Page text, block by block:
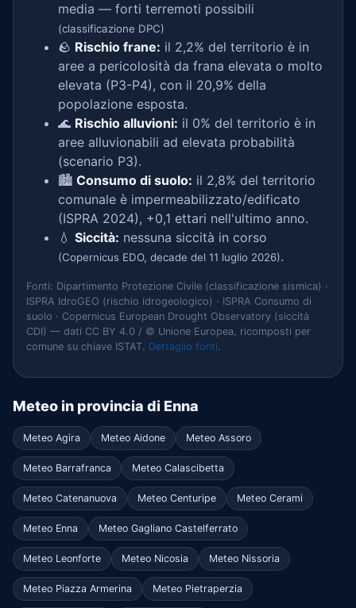
media — forti terremoti possibili
(classificazione DPC)
🪨 Rischio frane: il 2,2% del territorio è in
aree a pericolosità da frana elevata o molto
elevata (P3-P4), con il 20,9% della
popolazione esposta.
🌊 Rischio alluvioni: il 0% del territorio è in
aree alluvionabili ad elevata probabilità
(scenario P3).
🏙️ Consumo di suolo: il 2,8% del territorio
comunale è impermeabilizzato/edificato
(ISPRA 2024), +0,1 ettari nell'ultimo anno.
💧 Siccità: nessuna siccità in corso
(Copernicus EDO, decade del 11 luglio 2026).
Fonti: Dipartimento Protezione Civile (classificazione sismica) ·
ISPRA IdroGEO (rischio idrogeologico) · ISPRA Consumo di
suolo · Copernicus European Drought Observatory (siccità
CDI) — dati CC BY 4.0 / © Unione Europea, ricomposti per
comune su chiave ISTAT. Dettaglio fonti.
Meteo in provincia di Enna
Meteo Agira Meteo Aidone Meteo Assoro
Meteo Barrafranca Meteo Calascibetta
Meteo Catenanuova Meteo Centuripe Meteo Cerami
Meteo Enna Meteo Gagliano Castelferrato
Meteo Leonforte Meteo Nicosia Meteo Nissoria
Meteo Piazza Armerina Meteo Pietraperzia